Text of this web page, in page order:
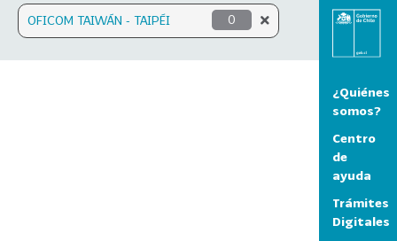
OFICOM TAIWÁN - TAIPÉI 0
¿Quiénes
somos?
Centro
de
ayuda
Trámites
Digitales